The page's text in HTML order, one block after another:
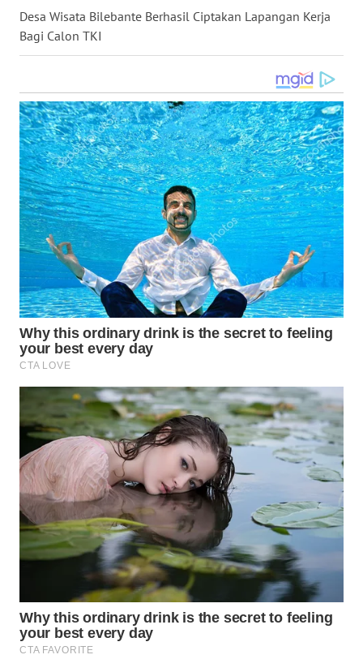
Desa Wisata Bilebante Berhasil Ciptakan Lapangan Kerja
Bagi Calon TKI
WN
KALTARA
KALSEL
WN
KALTIM
WN
SULSEL
WN
GORONTALO
WN
SULUT
MALUKU
WN
MALUT
WN
DAIRI
WN
WN
NIAS